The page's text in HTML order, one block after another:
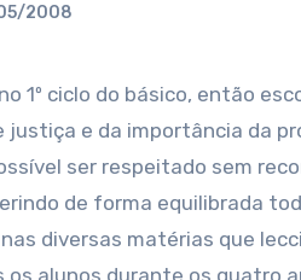
2008
e da importância da
ser respeitado sem
de forma equilibrada
diversas matérias que
alunos durante os quatro